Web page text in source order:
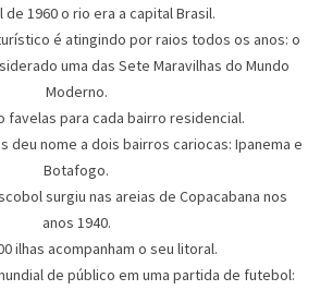
de 1960 o rio era a capital Brasil.
é atingindo por raios todos os anos: o
uma das Sete Maravilhas do Mundo
Moderno.
favelas para cada bairro residencial.
deu nome a dois bairros cariocas: Ipanema e
Botafogo.
surgiu nas areias de Copacabana nos
anos 1940.
ilhas acompanham o seu litoral.
de público em uma partida de futebol: